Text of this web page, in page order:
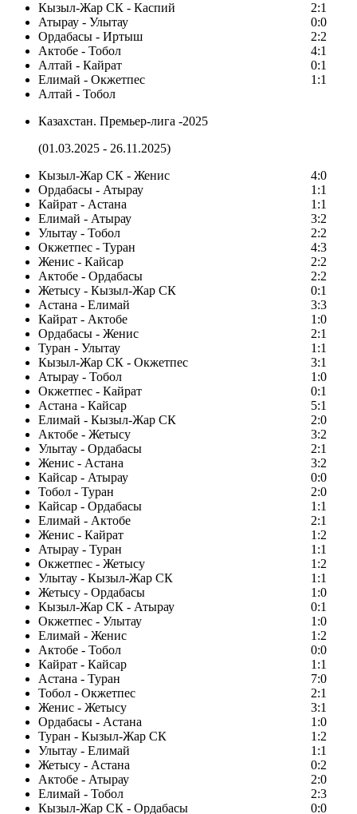
Кызыл-Жар СК - Каспий
2:1
Атырау - Улытау
0:0
Ордабасы - Иртыш
2:2
Актобе - Тобол
4:1
Алтай - Кайрат
0:1
Елимай - Окжетпес
1:1
Алтай - Тобол
Казахстан. Премьер-лига -2025
(01.03.2025 - 26.11.2025)
Кызыл-Жар СК - Женис
4:0
Ордабасы - Атырау
1:1
Кайрат - Астана
1:1
Елимай - Атырау
3:2
Улытау - Тобол
2:2
Окжетпес - Туран
4:3
Женис - Кайсар
2:2
Актобе - Ордабасы
2:2
Жетысу - Кызыл-Жар СК
0:1
Астана - Елимай
3:3
Кайрат - Актобе
1:0
Ордабасы - Женис
2:1
Туран - Улытау
1:1
Кызыл-Жар СК - Окжетпес
3:1
Атырау - Тобол
1:0
Окжетпес - Кайрат
0:1
Астана - Кайсар
5:1
Елимай - Кызыл-Жар СК
2:0
Актобе - Жетысу
3:2
Улытау - Ордабасы
2:1
Женис - Астана
3:2
Кайсар - Атырау
0:0
Тобол - Туран
2:0
Кайсар - Ордабасы
1:1
Елимай - Актобе
2:1
Женис - Кайрат
1:2
Атырау - Туран
1:1
Окжетпес - Жетысу
1:2
Улытау - Кызыл-Жар СК
1:1
Жетысу - Ордабасы
1:0
Кызыл-Жар СК - Атырау
0:1
Окжетпес - Улытау
1:0
Елимай - Женис
1:2
Актобе - Тобол
0:0
Кайрат - Кайсар
1:1
Астана - Туран
7:0
Тобол - Окжетпес
2:1
Женис - Жетысу
3:1
Ордабасы - Астана
1:0
Туран - Кызыл-Жар СК
1:2
Улытау - Елимай
1:1
Жетысу - Астана
0:2
Актобе - Атырау
2:0
Елимай - Тобол
2:3
Кызыл-Жар СК - Ордабасы
0:0